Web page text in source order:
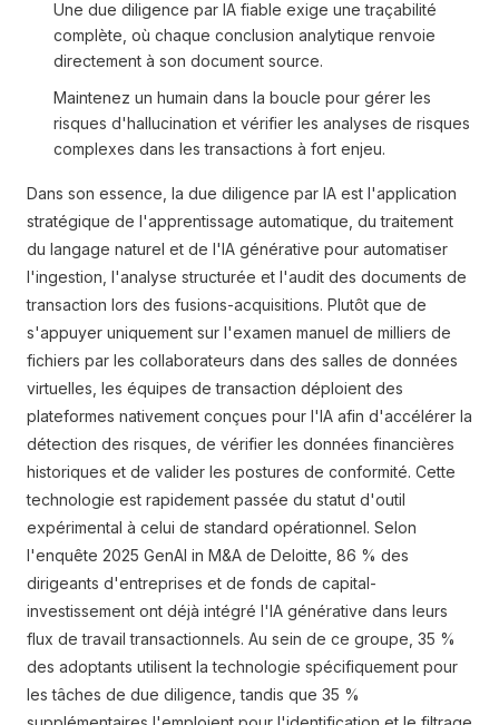
Une due diligence par IA fiable exige une traçabilité
complète, où chaque conclusion analytique renvoie
directement à son document source.
Maintenez un humain dans la boucle pour gérer les
risques d'hallucination et vérifier les analyses de risques
complexes dans les transactions à fort enjeu.
Dans son essence, la due diligence par IA est l'application
stratégique de l'apprentissage automatique, du traitement
du langage naturel et de l'IA générative pour automatiser
l'ingestion, l'analyse structurée et l'audit des documents de
transaction lors des fusions-acquisitions. Plutôt que de
s'appuyer uniquement sur l'examen manuel de milliers de
fichiers par les collaborateurs dans des salles de données
virtuelles, les équipes de transaction déploient des
plateformes nativement conçues pour l'IA afin d'accélérer la
détection des risques, de vérifier les données financières
historiques et de valider les postures de conformité. Cette
technologie est rapidement passée du statut d'outil
expérimental à celui de standard opérationnel. Selon
l'enquête 2025 GenAI in M&A de Deloitte, 86 % des
dirigeants d'entreprises et de fonds de capital-
investissement ont déjà intégré l'IA générative dans leurs
flux de travail transactionnels. Au sein de ce groupe, 35 %
des adoptants utilisent la technologie spécifiquement pour
les tâches de due diligence, tandis que 35 %